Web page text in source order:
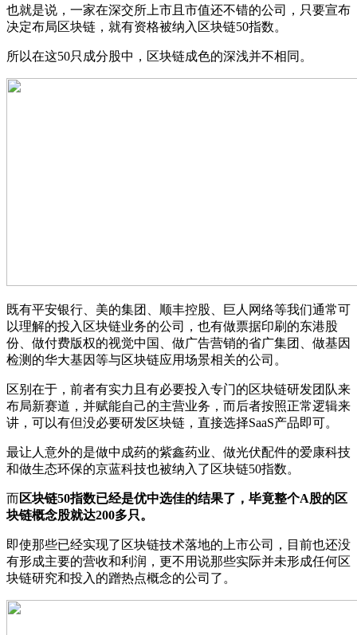
也就是说，一家在深交所上市且市值还不错的公司，只要宣布
决定布局区块链，就有资格被纳入区块链50指数。
所以在这50只成分股中，区块链成色的深浅并不相同。
既有平安银行、美的集团、顺丰控股、巨人网络等我们通常可
以理解的投入区块链业务的公司，也有做票据印刷的东港股
份、做付费版权的视觉中国、做广告营销的省广集团、做基因
检测的华大基因等与区块链应用场景相关的公司。
区别在于，前者有实力且有必要投入专门的区块链研发团队来
布局新赛道，并赋能自己的主营业务，而后者按照正常逻辑来
讲，可以有但没必要研发区块链，直接选择SaaS产品即可。
最让人意外的是做中成药的紫鑫药业、做光伏配件的爱康科技
和做生态环保的京蓝科技也被纳入了区块链50指数。
而区块链50指数已经是优中选佳的结果了，毕竟整个A股的区
块链概念股就达200多只。
即使那些已经实现了区块链技术落地的上市公司，目前也还没
有形成主要的营收和利润，更不用说那些实际并未形成任何区
块链研究和投入的蹭热点概念的公司了。